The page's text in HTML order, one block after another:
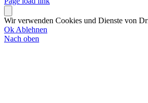
Wir verwenden Cookies und Dienste von
Ok Ablehnen
Nach oben